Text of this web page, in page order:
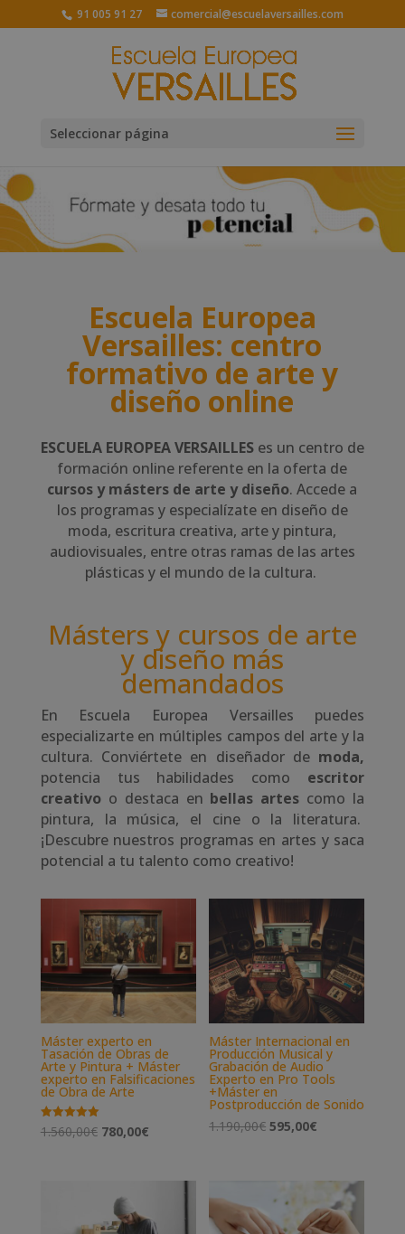
91 005 91 27 comercial@escuelaversailles.com
Seleccionar página
Escuela Europea
Versailles: centro
formativo de arte y
diseño online
ESCUELA EUROPEA VERSAILLESes un centro de
formación online referente en la oferta de
cursos y másters de arte y diseño. Accede a
los programas y especialízate en diseño de
moda, escritura creativa, arte y pintura,
audiovisuales, entre otras ramas de las artes
plásticas y el mundo de la cultura.
Másters y cursos de arte
y diseño más
demandados
En Escuela Europea Versailles puedes
especializarte en múltiples campos del arte y la
cultura. Conviértete en diseñador de moda,
potencia tus habilidades como escritor
creativoo destaca en bellas artes como la
pintura, la música, el cine o la literatura.
¡Descubre nuestros programas en artes y saca
potencial a tu talento como creativo!
Máster experto en
Tasación de Obras de
Arte y Pintura + Máster
experto en Falsificaciones
de Obra de Arte
Valorado
con
1.560,00€ El
era:
1.560,00€.
780,00€El
actual
780,00€.
Máster Internacional en
Producción Musical y
Grabación de Audio
Experto en Pro Tools
+Máster en
Postproducción de Sonido
1.190,00€ El
era:
1.190,00€.
595,00€
595,00€.